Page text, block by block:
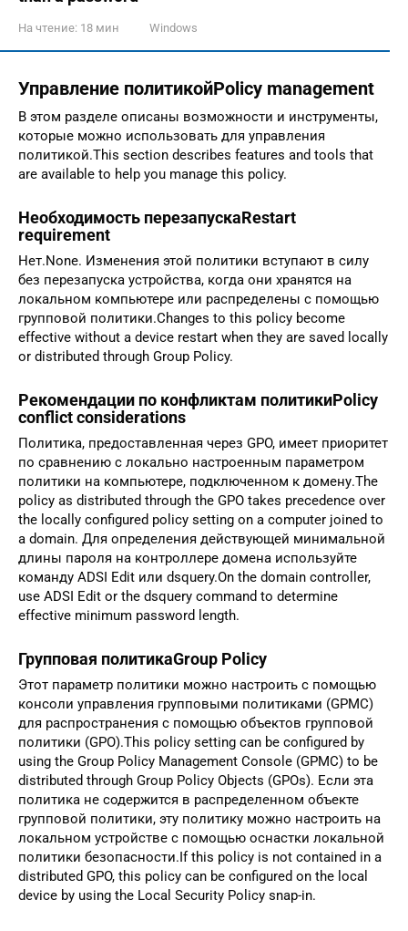
На чтение: 18 мин Windows
Управление политикойPolicy management
В этом разделе описаны возможности и инструменты,
которые можно использовать для управления
политикой.This section describes features and tools that
are available to help you manage this policy.
Необходимость перезапускаRestart
requirement
Нет.None. Изменения этой политики вступают в силу
без перезапуска устройства, когда они хранятся на
локальном компьютере или распределены с помощью
групповой политики.Changes to this policy become
effective without a device restart when they are saved locally
or distributed through Group Policy.
Рекомендации по конфликтам политикиPolicy
conflict considerations
Политика, предоставленная через GPO, имеет приоритет
по сравнению с локально настроенным параметром
политики на компьютере, подключенном к домену.The
policy as distributed through the GPO takes precedence over
the locally configured policy setting on a computer joined to
a domain. Для определения действующей минимальной
длины пароля на контроллере домена используйте
команду ADSI Edit или dsquery.On the domain controller,
use ADSI Edit or the dsquery command to determine
effective minimum password length.
Групповая политикаGroup Policy
Этот параметр политики можно настроить с помощью
консоли управления групповыми политиками (GPMC)
для распространения с помощью объектов групповой
политики (GPO).This policy setting can be configured by
using the Group Policy Management Console (GPMC) to be
distributed through Group Policy Objects (GPOs). Если эта
политика не содержится в распределенном объекте
групповой политики, эту политику можно настроить на
локальном устройстве с помощью оснастки локальной
политики безопасности.If this policy is not contained in a
distributed GPO, this policy can be configured on the local
device by using the Local Security Policy snap-in.